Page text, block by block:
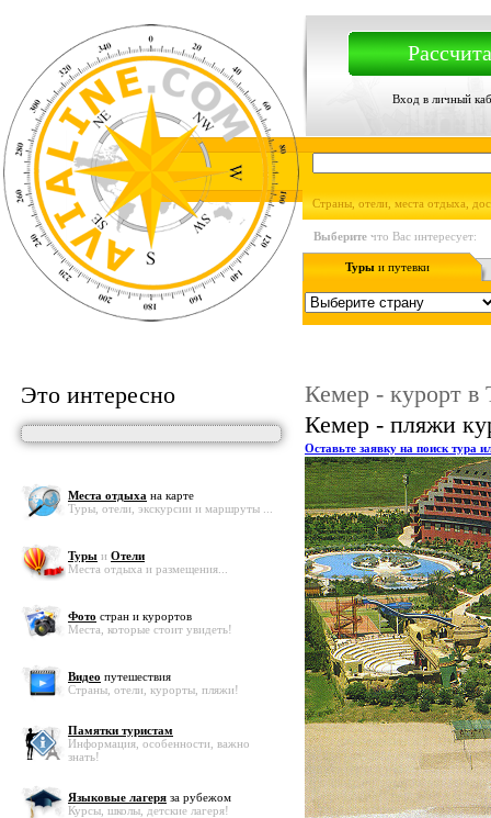
Вход в личный
Страны, отели, места отдыха,
Выберите что Вас интересует:
Туры и путевки
Это интересно
Места отдыха на карте
Туры, отели, экскурсии и маршруты ...
Туры и Отели
Места отдыха и размещения...
Фото стран и курортов
Места, которые стоит увидеть!
Видео путешествия
Страны, отели, курорты, пляжи!
Памятки туристам
Информация, особенности, важно
знать!
Языковые лагеря за рубежом
Курсы, школы, детские лагеря!
Кемер - курорт в
Кемер - пляжи
Оставьте заявку на поиск тура